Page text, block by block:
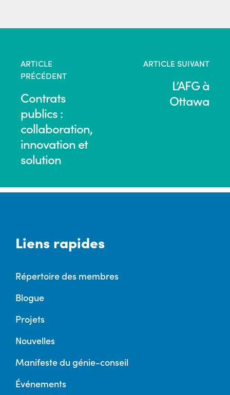
ARTICLE
PRÉCÉDENT
Contrats
publics :
collaboration,
innovation et
solution
ARTICLE SUIVANT
L’AFG à
Ottawa
Liens rapides
Répertoire des membres
Blogue
Projets
Nouvelles
Manifeste du génie-conseil
Événements